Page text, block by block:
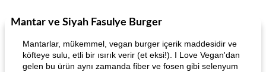
30dakika
World Cuisine Breakfast
Mantar ve Siyah Fasulye Burger
Mantarlar, mükemmel, vegan burger içerik maddesidir ve
köfteye sulu, etli bir ısırık verir (et eksi!). I Love Vegan'dan
gelen bu ürün aynı zamanda fiber ve fosen gibi selenyum